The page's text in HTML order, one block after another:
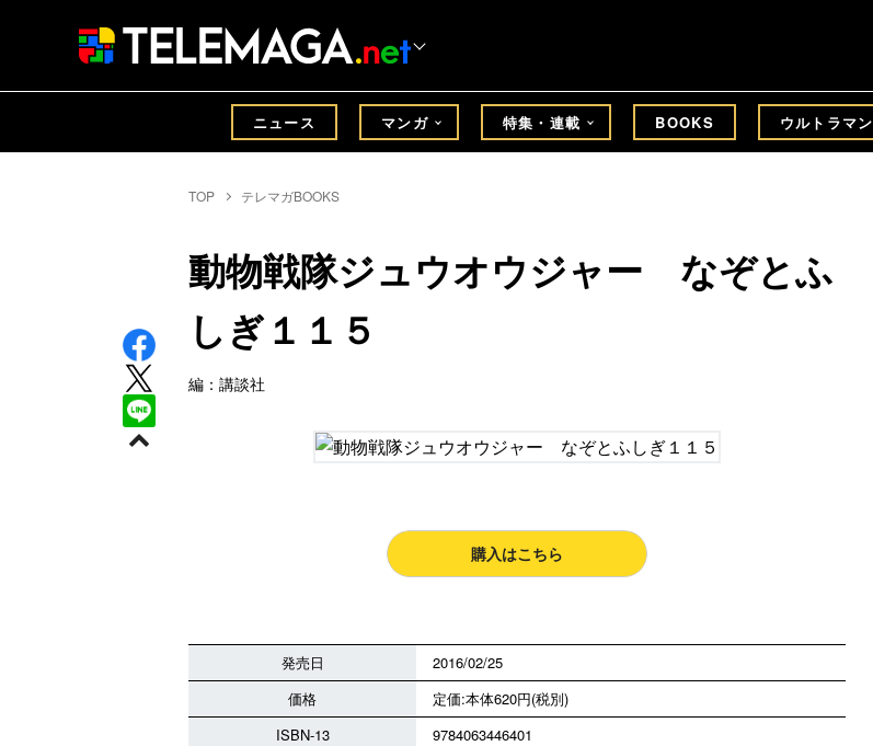
ニュース マンガ 特集・連載 BOOKS ウルトラマン
TOP テレマガBOOKS
動物戦隊ジュウオウジャー なぞとふ
しぎ１１５
編：講談社
購入はこちら
発売日
2016/02/25
価格
定価:本体620円(税別)
ISBN-13
9784063446401